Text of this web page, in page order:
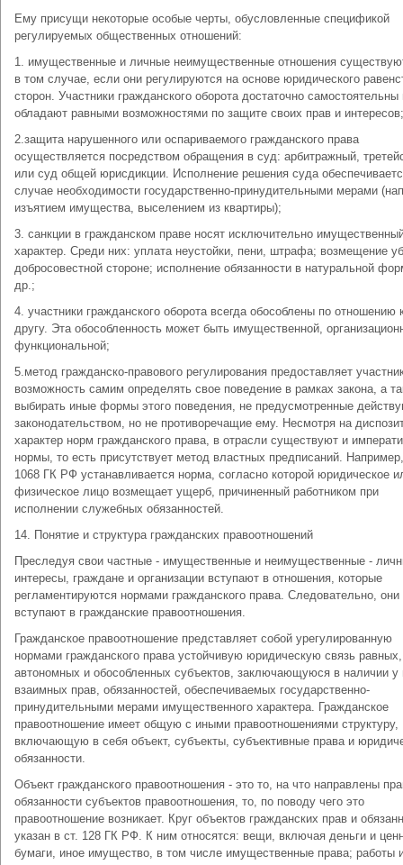
Ему присущи некоторые особые черты, обусловленные спецификой
регулируемых общественных отношений:
1. имущественные и личные неимущественные отношения
в том случае, если они регулируются на основе юридического
сторон. Участники гражданского оборота достаточно самостоятельны
обладают равными возможностями по защите своих прав и интересов;
2.защита нарушенного или оспариваемого гражданского права
осуществляется посредством обращения в суд: арбитражный,
или суд общей юрисдикции. Исполнение решения суда
случае необходимости государственно-принудительными мерами
изъятием имущества, выселением из квартиры);
3. санкции в гражданском праве носят исключительно
характер. Среди них: уплата неустойки, пени, штрафа; возмещение
добросовестной стороне; исполнение обязанности в натуральной
др.;
4. участники гражданского оборота всегда обособлены по отношению
другу. Эта обособленность может быть имущественной,
функциональной;
5.метод гражданско-правового регулирования предоставляет
возможность самим определять свое поведение в рамках закона, а
выбирать иные формы этого поведения, не предусмотренные
законодательством, но не противоречащие ему. Несмотря на
характер норм гражданского права, в отрасли существуют и
нормы, то есть присутствует метод властных предписаний.
1068 ГК РФ устанавливается норма, согласно которой юридическое
физическое лицо возмещает ущерб, причиненный работником при
исполнении служебных обязанностей.
14. Понятие и структура гражданских правоотношений
Преследуя свои частные - имущественные и неимущественные -
интересы, граждане и организации вступают в отношения, которые
регламентируются нормами гражданского права. Следовательно, они
вступают в гражданские правоотношения.
Гражданское правоотношение представляет собой урегулированную
нормами гражданского права устойчивую юридическую связь равных,
автономных и обособленных субъектов, заключающуюся в наличии у
взаимных прав, обязанностей, обеспечиваемых государственно-
принудительными мерами имущественного характера. Гражданское
правоотношение имеет общую с иными правоотношениями структуру,
включающую в себя объект, субъекты, субъективные права и
обязанности.
Объект гражданского правоотношения - это то, на что направлены
обязанности субъектов правоотношения, то, по поводу чего это
правоотношение возникает. Круг объектов гражданских прав и
указан в ст. 128 ГК РФ. К ним относятся: вещи, включая деньги и
бумаги, иное имущество, в том числе имущественные права; работы